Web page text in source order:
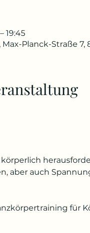
19:45
Planck-Straße
aber auch
für